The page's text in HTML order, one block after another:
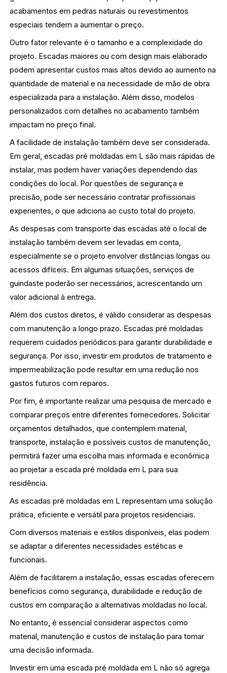
acabamentos em pedras naturais ou revestimentos
especiais tendem a aumentar o preço.
Outro fator relevante é o tamanho e a complexidade do
projeto. Escadas maiores ou com design mais elaborado
podem apresentar custos mais altos devido ao aumento na
quantidade de material e na necessidade de mão de obra
especializada para a instalação. Além disso, modelos
personalizados com detalhes no acabamento também
impactam no preço final.
A facilidade de instalação também deve ser considerada.
Em geral, escadas pré moldadas em L são mais rápidas de
instalar, mas podem haver variações dependendo das
condições do local. Por questões de segurança e
precisão, pode ser necessário contratar profissionais
experientes, o que adiciona ao custo total do projeto.
As despesas com transporte das escadas até o local de
instalação também devem ser levadas em conta,
especialmente se o projeto envolver distâncias longas ou
acessos difíceis. Em algumas situações, serviços de
guindaste poderão ser necessários, acrescentando um
valor adicional à entrega.
Além dos custos diretos, é válido considerar as despesas
com manutenção a longo prazo. Escadas pré moldadas
requerem cuidados periódicos para garantir durabilidade e
segurança. Por isso, investir em produtos de tratamento e
impermeabilização pode resultar em uma redução nos
gastos futuros com reparos.
Por fim, é importante realizar uma pesquisa de mercado e
comparar preços entre diferentes fornecedores. Solicitar
orçamentos detalhados, que contemplem material,
transporte, instalação e possíveis custos de manutenção,
permitirá fazer uma escolha mais informada e econômica
ao projetar a escada pré moldada em L para sua
residência.
As escadas pré moldadas em L representam uma solução
prática, eficiente e versátil para projetos residenciais.
Com diversos materiais e estilos disponíveis, elas podem
se adaptar a diferentes necessidades estéticas e
funcionais.
Além de facilitarem a instalação, essas escadas oferecem
benefícios como segurança, durabilidade e redução de
custos em comparação a alternativas moldadas no local.
No entanto, é essencial considerar aspectos como
material, manutenção e custos de instalação para tomar
uma decisão informada.
Investir em uma escada pré moldada em L não só agrega